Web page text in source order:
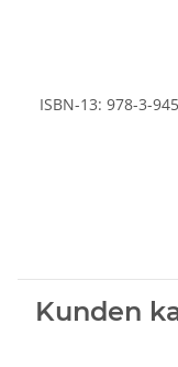
ISBN-13: 978-3-
Kunden